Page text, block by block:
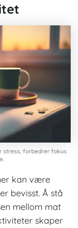
stress, forbedrer fokus
kan være
bevisst. Å stå
mellom mat
skaper